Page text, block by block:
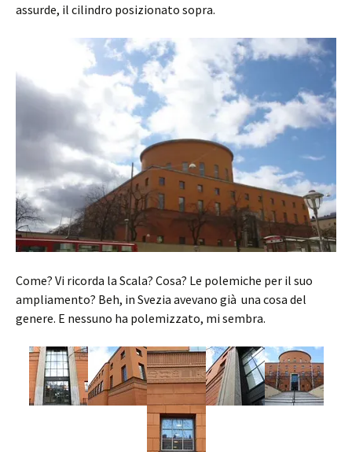
assurde, il cilindro posizionato sopra.
Come? Vi ricorda la Scala? Cosa? Le polemiche per il suo
ampliamento? Beh, in Svezia avevano già una cosa del
genere. E nessuno ha polemizzato, mi sembra.